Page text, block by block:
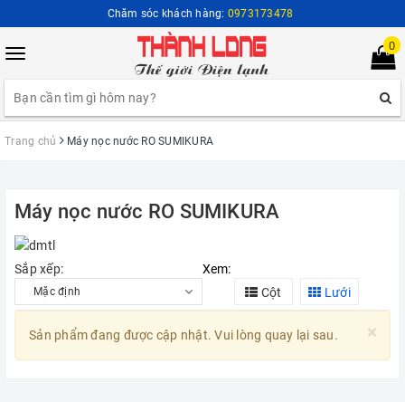
Chăm sóc khách hàng: 0973173478
Toggle
0
Trang chủ Máy nọc nước RO SUMIKURA
Máy nọc nước RO SUMIKURA
Sắp xếp:
Xem:
Cột
Lưới
×
Sản phẩm đang được cập nhật. Vui lòng quay lại sau.